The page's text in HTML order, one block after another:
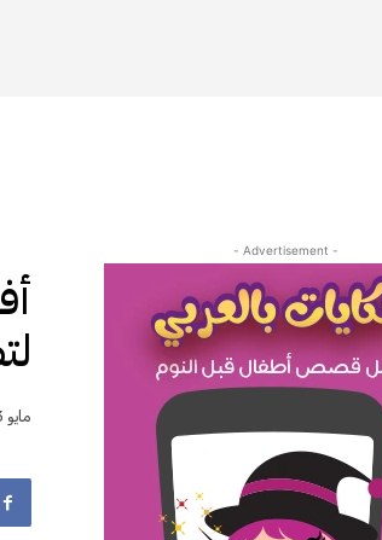
مايو 13, 2026
- Advertisement -